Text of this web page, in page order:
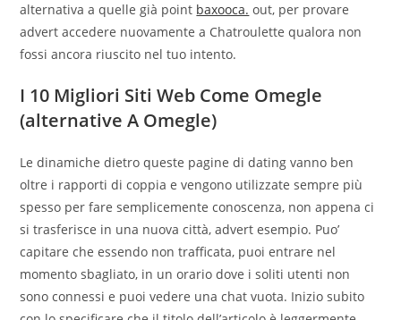
alternativa a quelle già point baxooca. out, per provare
advert accedere nuovamente a Chatroulette qualora non
fossi ancora riuscito nel tuo intento.
I 10 Migliori Siti Web Come Omegle
(alternative A Omegle)
Le dinamiche dietro queste pagine di dating vanno ben
oltre i rapporti di coppia e vengono utilizzate sempre più
spesso per fare semplicemente conoscenza, non appena ci
si trasferisce in una nuova città, advert esempio. Puo’
capitare che essendo non trafficata, puoi entrare nel
momento sbagliato, in un orario dove i soliti utenti non
sono connessi e puoi vedere una chat vuota. Inizio subito